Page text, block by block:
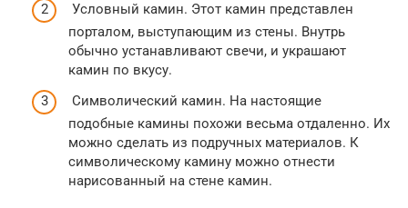
Условный камин. Этот камин представлен
порталом, выступающим из стены. Внутрь
обычно устанавливают свечи, и украшают
камин по вкусу.
Символический камин. На настоящие
подобные камины похожи весьма отдаленно. Их
можно сделать из подручных материалов. К
символическому камину можно отнести
нарисованный на стене камин.